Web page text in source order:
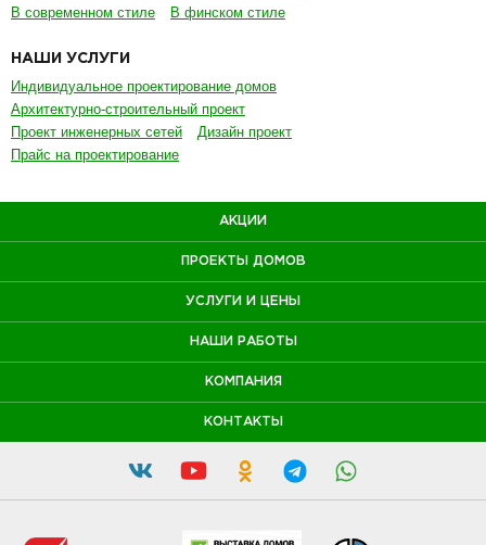
В современном стиле
В финском стиле
НАШИ УСЛУГИ
Индивидуальное проектирование домов
Архитектурно-строительный проект
Проект инженерных сетей
Дизайн проект
Прайс на проектирование
АКЦИИ
ПРОЕКТЫ ДОМОВ
УСЛУГИ И ЦЕНЫ
НАШИ РАБОТЫ
КОМПАНИЯ
КОНТАКТЫ